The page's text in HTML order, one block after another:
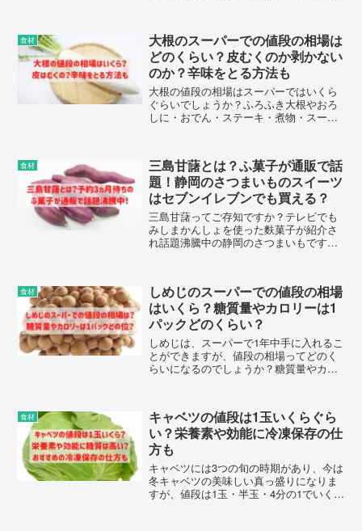
の栄養や気になる黒い点々の正体、農薬
の落とし方についてまとめました。
食材
大根のスーパーでの値段の相場は
どのくらい？皮むくのか剥かない
のか？辛味をとる方法も
大根の値段の相場はスーパーではいくら
ぐらいでしょうか？ふろふき大根やおろ
しに・おでん・ステーキ・煮物・スー
上下で辛いのはどっちなのか？辛味をを
取る方法についてもまとめました。
食材
三島甘藷とは？ふ菓子が通販で話
題！静岡のさつまいものスイーツ
はセブンイレブンでも買える？
三島甘藷ってご存知ですか？テレビでも
みしまかんしょを使った麩菓子が紹介さ
れ話題沸騰中の静岡のさつまいもです。
のかについてまとめました。
食材
しめじのスーパーでの値段の相場
はいくら？糖質量やカロリーは1
パックどのくらい？
しめじは、スーパーで1年中手に入れるこ
とができますが、値段の相場ってどのく
らいになるのでしょうか？糖質量やカロ
食材
キャベツの値段は1玉いくらぐら
い？栄養素や効能に冷凍保存の仕
方も
キャベツには3つの旬の時期があり、今は
冬キャベツの美味しい真っ盛りになりま
すが、値段は1玉・半玉・4分の1でいくら